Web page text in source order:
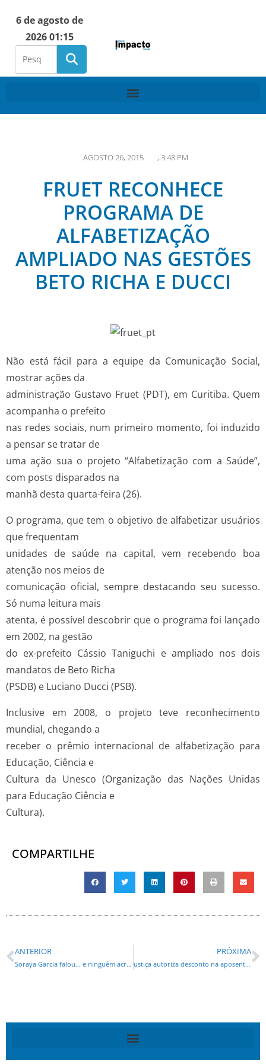
6 de agosto de
2026 01:15
AGOSTO 26, 2015 , 3:48 PM
FRUET RECONHECE
PROGRAMA DE
ALFABETIZAÇÃO
AMPLIADO NAS GESTÕES
BETO RICHA E DUCCI
Não está fácil para a equipe da Comunicação Social,
mostrar ações da
administração Gustavo Fruet (PDT), em Curitiba. Quem
acompanha o prefeito
nas redes sociais, num primeiro momento, foi induzido
a pensar se tratar de
uma ação sua o projeto “Alfabetização com a Saúde”,
com posts disparados na
manhã desta quarta-feira (26).
O programa, que tem o objetivo de alfabetizar usuários
que frequentam
unidades de saúde na capital, vem recebendo boa
atenção nos meios de
comunicação oficial, sempre destacando seu sucesso.
Só numa leitura mais
atenta, é possível descobrir que o programa foi lançado
em 2002, na gestão
do ex-prefeito Cássio Taniguchi e ampliado nos dois
mandatos de Beto Richa
(PSDB) e Luciano Ducci (PSB).
Inclusive em 2008, o projeto teve reconhecimento
mundial, chegando a
receber o prêmio internacional de alfabetização para
Educação, Ciência e
Cultura da Unesco (Organização das Nações Unidas
para Educação Ciência e
Cultura).
COMPARTILHE
ANTERIOR
Soraya Garcia falou… e ninguém acreditou
PRÓXIMA
ustiça autoriza desconto na aposentadoria de desembargadores